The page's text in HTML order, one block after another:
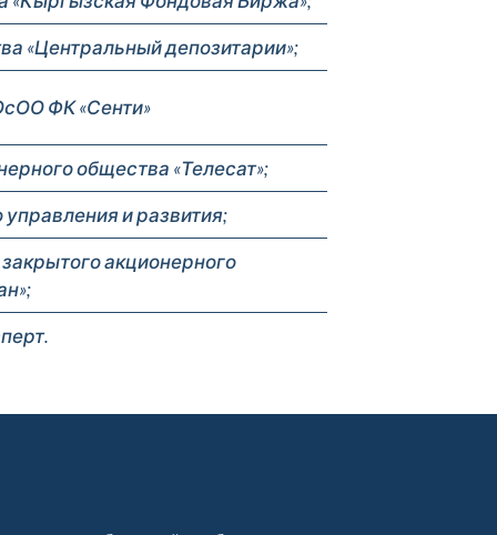
«Центральный депозитарии»;
ФК «Сенти»
общества «Телесат»;
и развития;
акционерного